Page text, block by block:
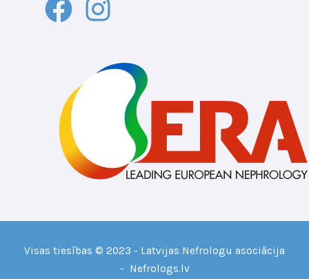
Visas tiesības © 2023 - Latvijas Nefrologu asociācija
- Nefrologs.lv